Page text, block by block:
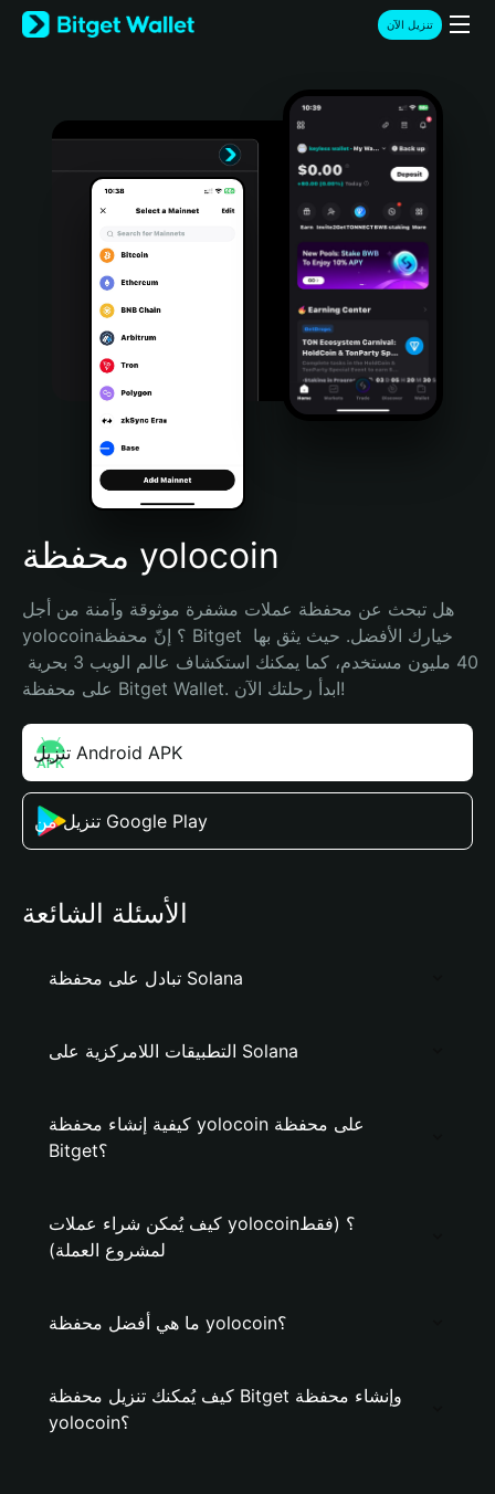
English
日本語
Türkçe
Português (Portugal)
Bahasa Indonesia
Português (Brasil)
Español (Argentina)
تنزيل الآن
محفظة yolocoin
هل تبحث عن محفظة عملات مشفرة موثوقة وآمنة من أجل
yolocoin؟ إنّ محفظة Bitget خيارك الأفضل. حيث يثق بها
على محفظة Bitget Wallet. ابدأ رحلتك الآن!
تنزيل Android APK
تنزيل من Google Play
الأسئلة الشائعة
تبادل على محفظة Solana
التطبيقات اللامركزية على Solana
كيفية إنشاء محفظة yolocoin على محفظة
Bitget؟
كيف يُمكن شراء عملات yolocoin؟ (فقط
لمشروع العملة)
ما هي أفضل محفظة yolocoin؟
كيف يُمكنك تنزيل محفظة Bitget وإنشاء محفظة
yolocoin؟